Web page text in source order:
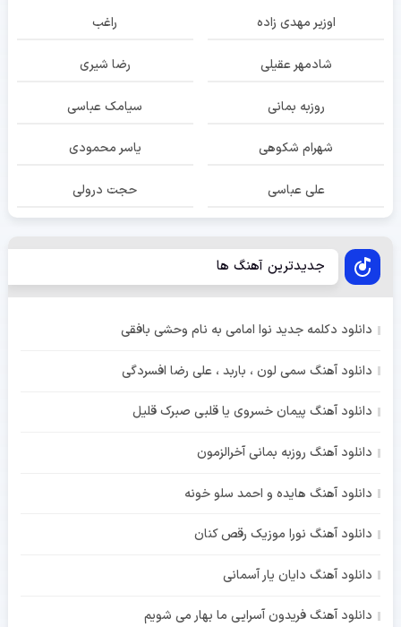
اوزیر مهدی زاده راغب
شادمهر عقیلی رضا شیری
روزبه بمانی سیامک عباسی
شهرام شکوهی یاسر محمودی
علی عباسی حجت درولی
جدیدترین آهنگ ها
دانلود دکلمه جدید نوا امامی به نام وحشی بافقی
دانلود آهنگ سمی لون ، باربد ، علی رضا افسردگی
دانلود آهنگ پیمان خسروی یا قلبی صبرک قلیل
دانلود آهنگ روزبه بمانی آخرالزمون
دانلود آهنگ هایده و احمد سلو خونه
دانلود آهنگ نورا موزیک رقص کنان
دانلود آهنگ دایان یار آسمانی
دانلود آهنگ فریدون آسرایی ما بهار می شویم